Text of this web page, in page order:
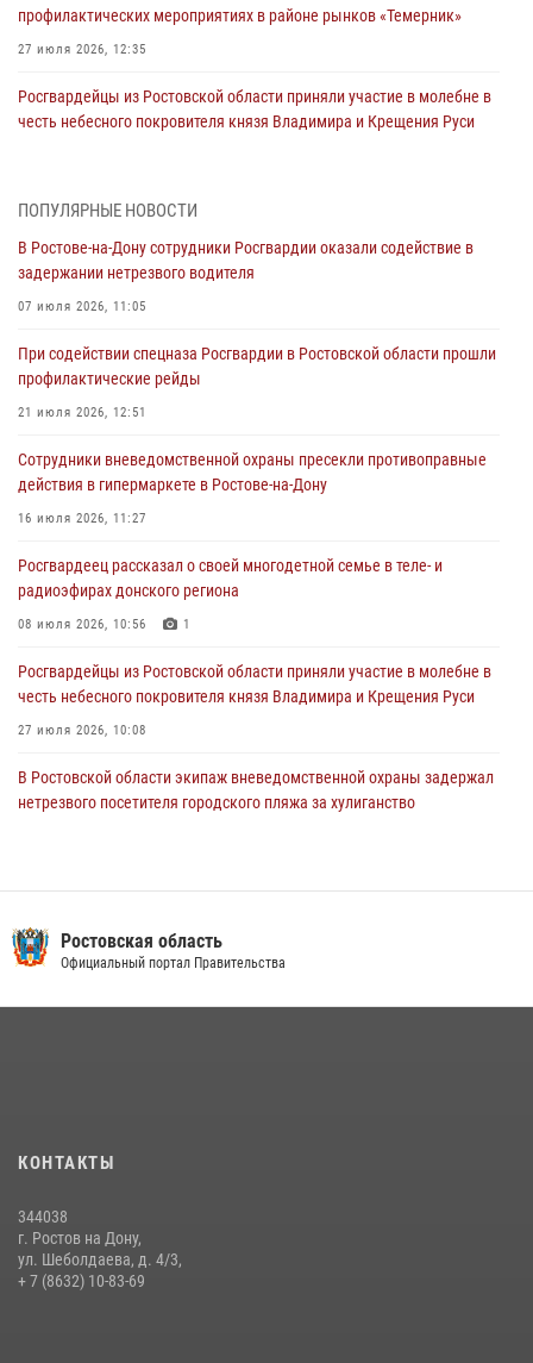
профилактических мероприятиях в районе рынков «Темерник»
27 июля 2026, 12:35
Росгвардейцы из Ростовской области приняли участие в молебне в
честь небесного покровителя князя Владимира и Крещения Руси
При содействии спецназа Росгвардии в Ростовской области прошли
21 июля 2026, 12:51
В Ростовской области экипаж вневедомственной охраны задержал
17 июля 2026, 07:24
Сотрудники вневедомственной охраны пресекли противоправные
16 июля 2026, 11:27
Конкурс профессионального мастерства взрывотехников прошел в
15 июля 2026, 06:39
ПОПУЛЯРНЫЕ НОВОСТИ
В Ростове-на-Дону сотрудники Росгвардии оказали содействие в
задержании нетрезвого водителя
07 июля 2026, 11:05
При содействии спецназа Росгвардии в Ростовской области прошли
профилактические рейды
21 июля 2026, 12:51
Сотрудники вневедомственной охраны пресекли противоправные
действия в гипермаркете в Ростове-на-Дону
16 июля 2026, 11:27
Росгвардеец рассказал о своей многодетной семье в теле- и
радиоэфирах донского региона
08 июля 2026, 10:56 1
Росгвардейцы из Ростовской области приняли участие в молебне в
честь небесного покровителя князя Владимира и Крещения Руси
27 июля 2026, 10:08
В Ростовской области экипаж вневедомственной охраны задержал
нетрезвого посетителя городского пляжа за хулиганство
29 июля 2026, 11:35
В Ростовской области сотрудники Росгвардии познакомили
воспитанников детского сада со своей службой
09 июля 2026, 13:58
Ростовская область
Официальный портал Правительства
КОНТАКТЫ
344038
г. Ростов на Дону,
ул. Шеболдаева, д. 4/3,
+ 7 (8632) 10-83-69